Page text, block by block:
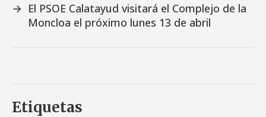
→ El PSOE Calatayud visitará el Complejo de la
Moncloa el próximo lunes 13 de abril
Etiquetas